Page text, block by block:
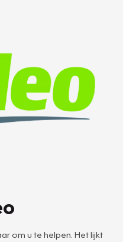
om u te helpen. Het lijkt